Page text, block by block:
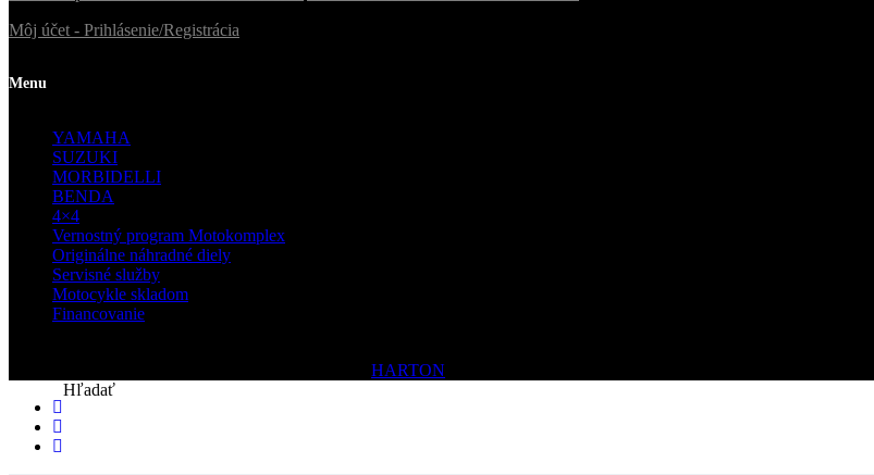
Môj účet - Prihlásenie/Registrácia
Menu
YAMAHA
SUZUKI
MORBIDELLI
BENDA
4×4
Vernostný program Motokomplex
Originálne náhradné diely
Servisné služby
Motocykle skladom
Financovanie
HARTON
Hľadať